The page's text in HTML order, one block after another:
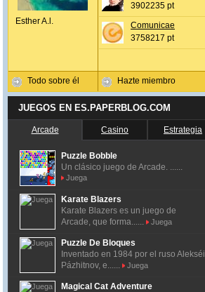
Esther A.l.
Todo sobre él
3902235 pt
Comunicae
3758217 pt
Hazte miembro
JUEGOS EN ES.PAPERBLOG.COM
Arcade Casino Estrategia
Puzzle Bobble
Un clásico juego de Arcade. ......
Juega
Karate Blazers
Karate Blazers es un juego de
Arcade, que forma......
Juega
Puzzle De Bloques
Inventado en 1984 por el ruso Alekséi
Pázhitnov, e......
Juega
Magical Cat Adventure